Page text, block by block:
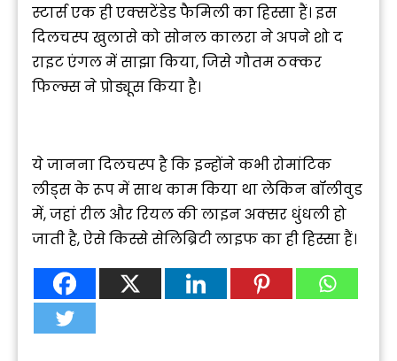
स्टार्स एक ही एक्सटेंडेड फैमिली का हिस्सा हैं। इस
दिलचस्प खुलासे को सोनल कालरा ने अपने शो द
राइट एंगल में साझा किया, जिसे गौतम ठक्कर
फिल्म्स ने प्रोड्यूस किया है।
ये जानना दिलचस्प है कि इन्होंने कभी रोमांटिक
लीड्स के रूप में साथ काम किया था लेकिन बॉलीवुड
में, जहां रील और रियल की लाइन अक्सर धुंधली हो
जाती है, ऐसे किस्से सेलिब्रिटी लाइफ का ही हिस्सा हैं।